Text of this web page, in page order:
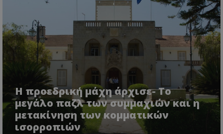
Η προεδρική μάχη άρχισε- Το
μεγάλο παζλ των συμμαχιών και η
μετακίνηση των κομματικών
ισορροπιών